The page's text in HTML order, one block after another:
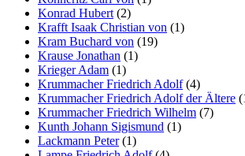
Konrad Hubert (2)
Krafft Isaak Christian von (1)
Kram Buchard von (19)
Krause Jonathan (1)
Krieger Adam (1)
Krummacher Friedrich Adolf(4)
Krummacher Friedrich Adolf der Ältere
Krummacher Friedrich Wilhelm (7)
Kunth Johann Sigismund (1)
Lackmann Peter(1)